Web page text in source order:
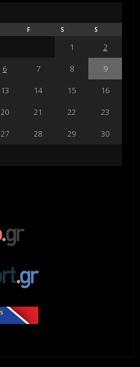
F S S
1
2
6 7 8
9
13 14 15
16
20 21 22
23
27 28 29
30